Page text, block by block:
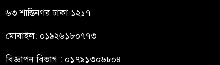
১০
৬৩ শান্তিনগর ঢাকা ১২১৭
মোবাইল: ০১৯২৬১৮০৭৭৩
বিজ্ঞাপন বিভাগ : ০১৭৯১৩০৬৮০৪